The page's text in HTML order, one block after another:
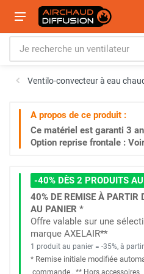
Ventilo-convecteur à eau
A propos de ce produit :
Ce matériel est garanti 3
Option reprise frontale :
-40% DÈS 2 PRODUITS
40% DE REMISE À PARTIR
AU PANIER *
Offre valable sur une
marque AXELAIR**
1 produit au panier = -35%, à
* Remise initiale modifiée
commande . ** Hors accessoires